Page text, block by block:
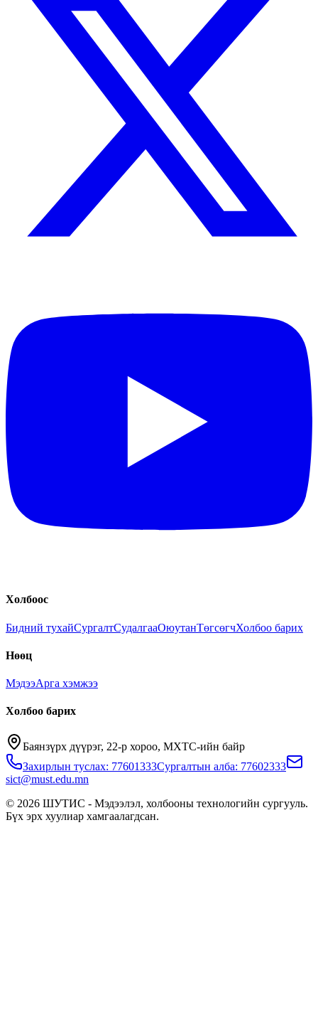
Холбоос
Бидний тухайСургалтСудалгааОюутанТөгсөгчХолбоо барих
Нөөц
МэдээАрга хэмжээ
Холбоо барих
Баянзүрх дүүрэг, 22-р хороо, МХТС-ийн байр
Захирлын туслах: 77601333Сургалтын алба: 77602333
sict@must.edu.mn
© 2026 ШУТИС - Мэдээлэл, холбооны технологийн сургууль.
Бүх эрх хуулиар хамгаалагдсан.